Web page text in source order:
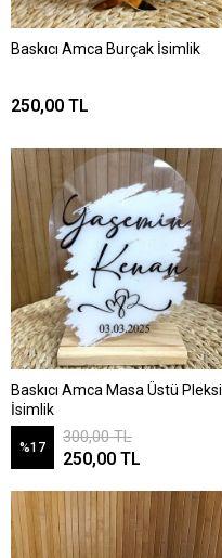
Baskıcı Amca Burçak İsimlik
250,00 TL
Baskıcı Amca Masa Üstü Pleksi
İsimlik
%17
300,00 TL
250,00 TL